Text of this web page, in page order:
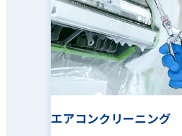
エアコンクリーニング